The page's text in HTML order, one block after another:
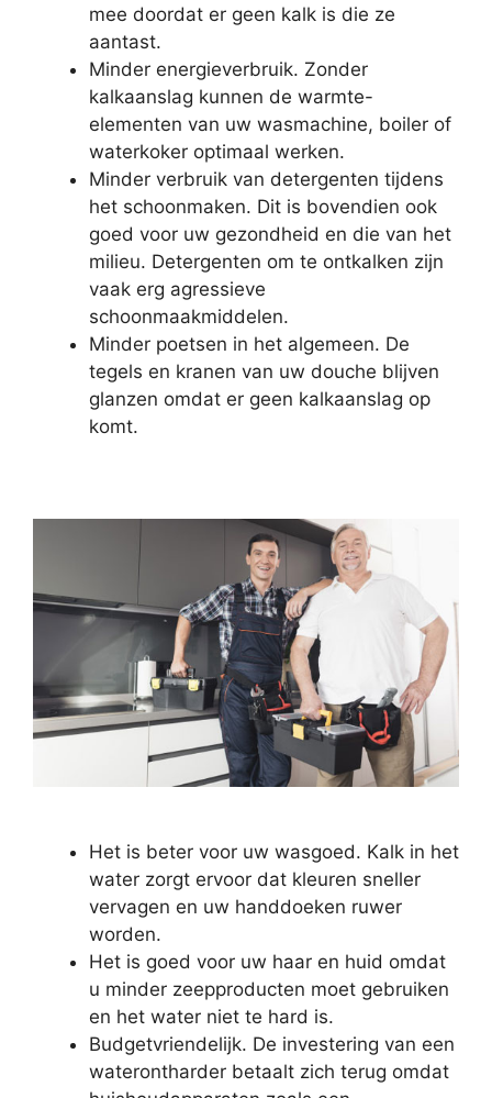
mee doordat er geen kalk is die ze
aantast.
Minder energieverbruik. Zonder
kalkaanslag kunnen de warmte-
elementen van uw wasmachine, boiler of
waterkoker optimaal werken.
Minder verbruik van detergenten tijdens
het schoonmaken. Dit is bovendien ook
goed voor uw gezondheid en die van het
milieu. Detergenten om te ontkalken zijn
vaak erg agressieve
schoonmaakmiddelen.
Minder poetsen in het algemeen. De
tegels en kranen van uw douche blijven
glanzen omdat er geen kalkaanslag op
komt.
Het is beter voor uw wasgoed. Kalk in het
water zorgt ervoor dat kleuren sneller
vervagen en uw handdoeken ruwer
worden.
Het is goed voor uw haar en huid omdat
u minder zeepproducten moet gebruiken
en het water niet te hard is.
Budgetvriendelijk. De investering van een
waterontharder betaalt zich terug omdat